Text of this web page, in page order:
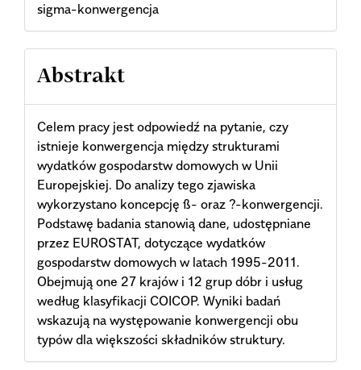
sigma-konwergencja
Abstrakt
Celem pracy jest odpowiedź na pytanie, czy
istnieje konwergencja między strukturami
wydatków gospodarstw domowych w Unii
Europejskiej. Do analizy tego zjawiska
wykorzystano koncepcję ß- oraz ?-konwergencji.
Podstawę badania stanowią dane, udostępniane
przez EUROSTAT, dotyczące wydatków
gospodarstw domowych w latach 1995-2011.
Obejmują one 27 krajów i 12 grup dóbr i usług
według klasyfikacji COICOP. Wyniki badań
wskazują na występowanie konwergencji obu
typów dla większości składników struktury.